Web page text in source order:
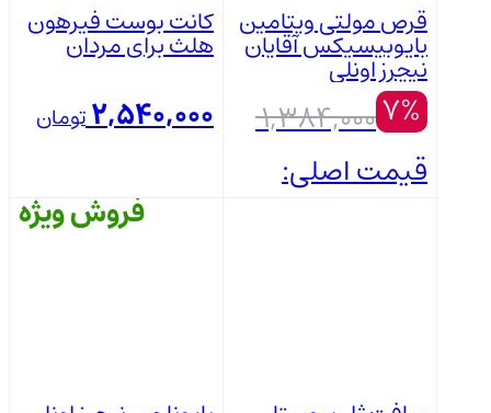
قرص مولتی ویتامین
بایوبیسیکس آقایان
نیچرز اونلی
7%
1,384,000
قیمت اصلی:
کانت بوست فیرهون
هلث برای مردان
2,540,000تومان
فروش ویژه